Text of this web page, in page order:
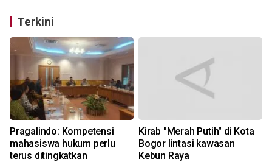
Terkini
Pragalindo: Kompetensi
mahasiswa hukum perlu
terus ditingkatkan
Kirab "Merah Putih" di Kota
Bogor lintasi kawasan
Kebun Raya